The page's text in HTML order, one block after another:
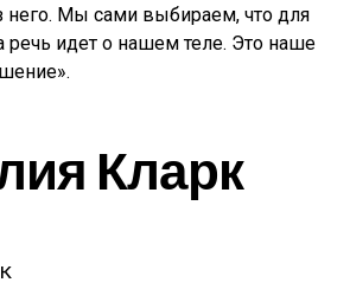
него. Мы сами выбираем, что для
речь идет о нашем теле. Это наше
Кларк